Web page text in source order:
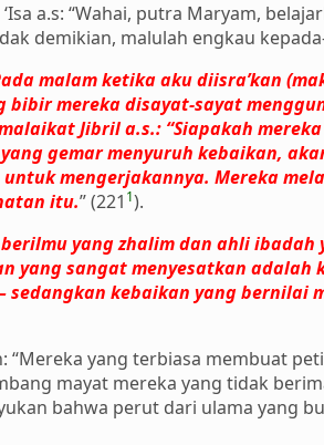
a.s: “Wahai, putra Maryam,
demikian, malulah engkau
malam ketika aku diisra’kan
bibir mereka disayat-sayat
Jibril a.s.: “Siapakah
gemar menyuruh kebaikan,
mengerjakannya. Mereka
itu.” (221 1).
yang zhalim dan ahli
yang sangat menyesatkan adalah
sedangkan kebaikan yang
“Mereka yang terbiasa membuat
mayat mereka yang tidak
bahwa perut dari ulama yang